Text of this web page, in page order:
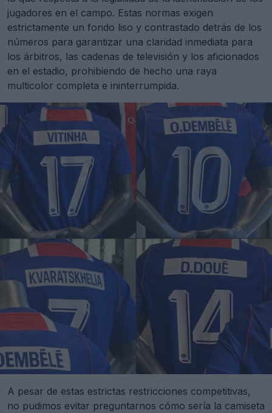
jugadores en el campo. Estas normas exigen
estrictamente un fondo liso y contrastado detrás de los
números para garantizar una claridad inmediata para
los árbitros, las cadenas de televisión y los aficionados
en el estadio, prohibiendo de hecho una raya
multicolor completa e ininterrumpida.
A pesar de estas estrictas restricciones competitivas,
no pudimos evitar preguntarnos cómo sería la camiseta